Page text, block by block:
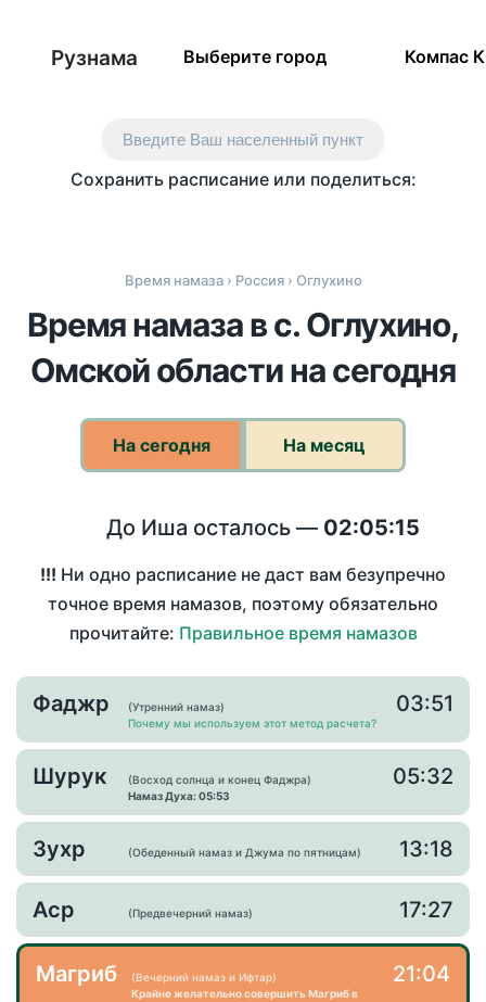
Рузнама Выберите город Компас
Введите Ваш населенный пункт
Сохранить расписание или поделиться:
Время намаза› Россия› Оглухино
Время намаза в с. Оглухино,
Омской области на сегодня
На сегодня На месяц
До Иша осталось — 02:05:15
!!! Ни одно расписание не даст вам безупречно
точное время намазов, поэтому обязательно
прочитайте: Правильное время намазов
Фаджр
(Утренний намаз)
Почему мы используем этот метод расчета?
03:51
Шурук
(Восход солнца и конец Фаджра)
Намаз Духа: 05:53
05:32
Зухр (Обеденный намаз и Джума по пятницам) 13:18
Аср (Предвечерний намаз) 17:27
Магриб
(Вечерний намаз и Ифтар)
Крайне желательно совершить Магриб в
21:04